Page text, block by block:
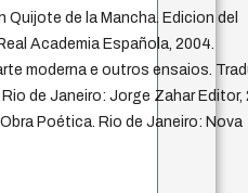
Quijote de la Mancha. Edicion del
Academia Española, 2004.
moderna e outros ensaios.
de Janeiro: Jorge Zahar Editor,
Poética. Rio de Janeiro: Nova